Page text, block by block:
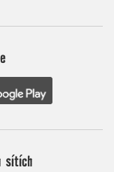
sítích